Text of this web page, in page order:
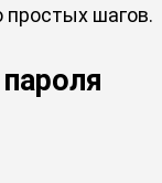
простых шагов.